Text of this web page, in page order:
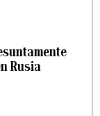
Rusia